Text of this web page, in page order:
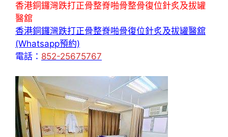
香港銅鑼灣跌打正骨整脊啪骨整骨復位針炙及拔罐
醫舘
香港銅鑼灣跌打正骨整脊啪骨復位針炙及拔罐醫舘
(Whatsapp預約)
電話： 852-25675767